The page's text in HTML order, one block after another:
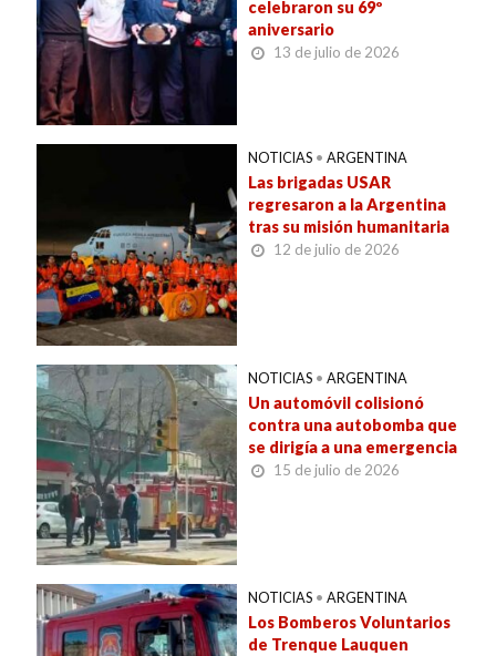
celebraron su 69º
aniversario
13 de julio de 2026
NOTICIAS • ARGENTINA
Las brigadas USAR
regresaron a la Argentina
tras su misión humanitaria
12 de julio de 2026
NOTICIAS • ARGENTINA
Un automóvil colisionó
contra una autobomba que
se dirigía a una emergencia
15 de julio de 2026
NOTICIAS • ARGENTINA
Los Bomberos Voluntarios
de Trenque Lauquen